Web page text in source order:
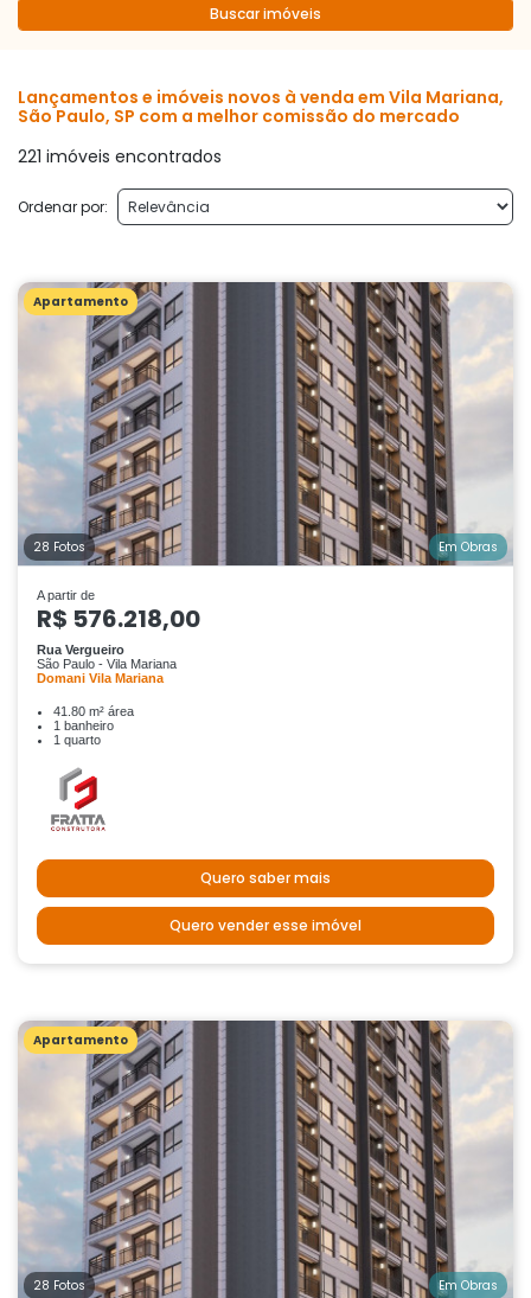
Buscar imóveis
Lançamentos e imóveis novos à venda em Vila Mariana,
São Paulo, SP com a melhor comissão do mercado
221 imóveis encontrados
Ordenar por:
Apartamento
28 Fotos Em Obras
A partir de
R$ 576.218,00
Rua Vergueiro
São Paulo - Vila Mariana
Domani Vila Mariana
41.80 m² área
1 banheiro
1 quarto
Quero saber mais
Quero vender esse imóvel
Apartamento
28 Fotos Em Obras